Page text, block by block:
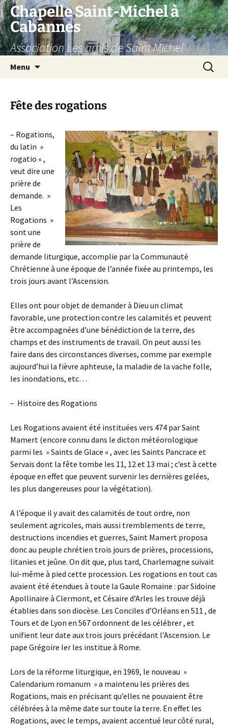
Aller
au
contenu
Chapelle Saint-Michel à
Cabannes
Association Les amis de Saint Michel
Menu
Fête des rogations
– Rogations,
du latin »
rogatio « ,
veut dire une
prière de
demande. »
Les
Rogations »
sont une
prière de
demande liturgique, accomplie par la Communauté
Chrétienne à une époque de l’année fixée au printemps, les
trois jours avant l’Ascension.
Elles ont pour objet de demander à Dieu un climat
favorable, une protection contre les calamités et peuvent
être accompagnées d’une bénédiction de la terre, des
champs et des instruments de travail. On peut aussi les
faire dans des circonstances diverses, comme par exemple
aujourd’hui la fièvre aphteuse, la maladie de la vache folle,
les inondations, etc…
– Histoire des Rogations
Les Rogations avaient été instituées vers 474 par Saint
Mamert (encore connu dans le dicton météorologique
parmi les » Saints de Glace « , avec les Saints Pancrace et
Servais dont la fête tombe les 11, 12 et 13 mai ; c’est à cette
époque en effet que peuvent survenir les dernières gelées,
les plus dangereuses pour la végétation).
A l’époque il y avait des calamités de tout ordre, non
seulement agricoles, mais aussi tremblements de terre,
destructions incendies et guerres, Saint Mamert proposa
donc au peuple chrétien trois jours de prières, processions,
litanies et jeûne. On dit que, plus tard, Charlemagne suivait
lui-même à pied cette procession. Les rogations en tout cas
avaient été étendues à toute la Gaule Romaine : par Sidoine
Apollinaire à Clermont, et Césaire d’Arles les trouve déjà
établies dans son diocèse. Les Conciles d’Orléans en 511 , de
Tours et de Lyon en 567 ordonnent de les célébrer , et
unifient leur date aux trois jours précédant l’Ascension. Le
pape Grégoire Ier les institue à Rome.
Lors de la réforme liturgique, en 1969, le nouveau »
Calendarium romanum » a maintenu les prières des
Rogations, mais en précisant qu’elles ne pouvaient être
célébrées à la même date sur toute la terre. En effet les
Rogations, avec le temps, avaient accentué leur côté rural,